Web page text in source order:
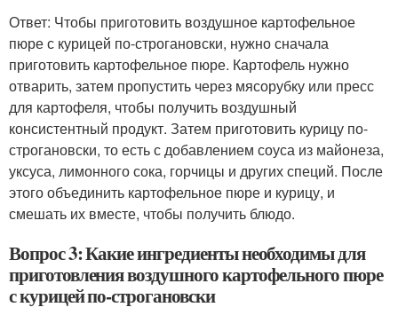
Ответ: Чтобы приготовить воздушное картофельное
пюре с курицей по-строгановски, нужно сначала
приготовить картофельное пюре. Картофель нужно
отварить, затем пропустить через мясорубку или пресс
для картофеля, чтобы получить воздушный
консистентный продукт. Затем приготовить курицу по-
строгановски, то есть с добавлением соуса из майонеза,
уксуса, лимонного сока, горчицы и других специй. После
этого объединить картофельное пюре и курицу, и
смешать их вместе, чтобы получить блюдо.
Вопрос 3: Какие ингредиенты необходимы для
приготовления воздушного картофельного пюре
с курицей по-строгановски